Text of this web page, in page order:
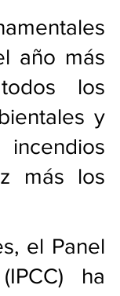
año más
los
y
más los
el Panel
ha